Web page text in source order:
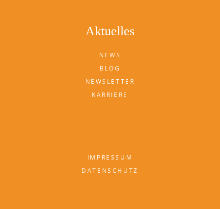
Aktuelles
NEWS
BLOG
NEWSLETTER
KARRIERE
IMPRESSUM
DATENSCHUTZ